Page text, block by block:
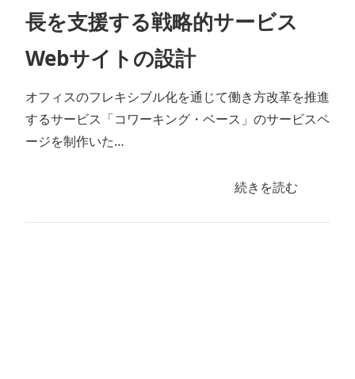
長を支援する戦略的サービス
Webサイトの設計
オフィスのフレキシブル化を通じて働き方改革を推進
するサービス「コワーキング・ベース」のサービスペ
ージを制作いた…
続きを読む